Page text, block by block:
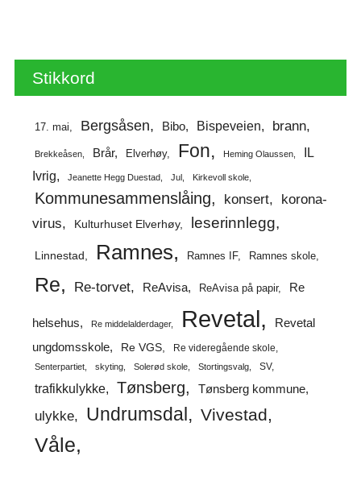
Stikkord
17. mai Bergsåsen Bibo Bispeveien brann
Brekkeåsen Brår Elverhøy Fon Heming Olaussen
IL
Ivrig
Jeanette Hegg Duestad Jul Kirkevoll skole
Kommunesammenslåing konsert
korona-
virus
Kulturhuset Elverhøy leserinnlegg
Linnestad Ramnes Ramnes IF Ramnes skole
Re Re-torvet ReAvisa ReAvisa på papir Re
helsehus Re middelalderdager Revetal
Revetal
ungdomsskole
Re VGS Re videregående skole
Senterpartiet skyting Solerød skole Stortingsvalg SV
trafikkulykke Tønsberg Tønsberg kommune
ulykke Undrumsdal Vivestad
Våle